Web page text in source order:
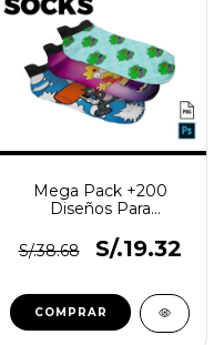
Mega Pack +200
Diseños Para
S/.38.68
S/.19.32